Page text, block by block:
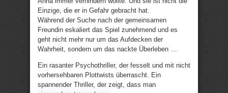
Einzige, die er in Gefahr gebracht hat.
Während der Suche nach der gemeinsamen
Freundin eskaliert das Spiel zunehmend und es
geht nicht mehr nur um das Aufdecken der
Wahrheit, sondern um das nackte Überleben …
Ein rasanter Psychothriller, der fesselt und mit nicht
vorhersehbaren Plottwists überrascht. Ein
spannender Thriller, der zeigt, dass man